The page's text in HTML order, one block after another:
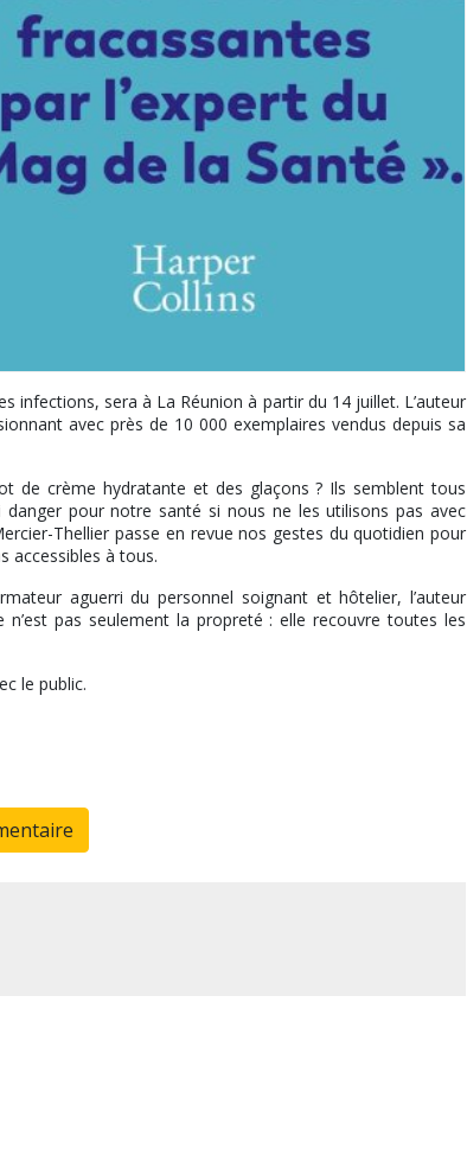
sera à La Réunion à partir du 14 juillet. L’auteur
avec près de 10 000 exemplaires vendus depuis sa
de crème hydratante et des glaçons ? Ils semblent tous
pour notre santé si nous ne les utilisons pas avec
Thellier passe en revue nos gestes du quotidien pour
accessibles à tous.
aguerri du personnel soignant et hôtelier, l’auteur
n’est pas seulement la propreté : elle recouvre toutes les
le public.